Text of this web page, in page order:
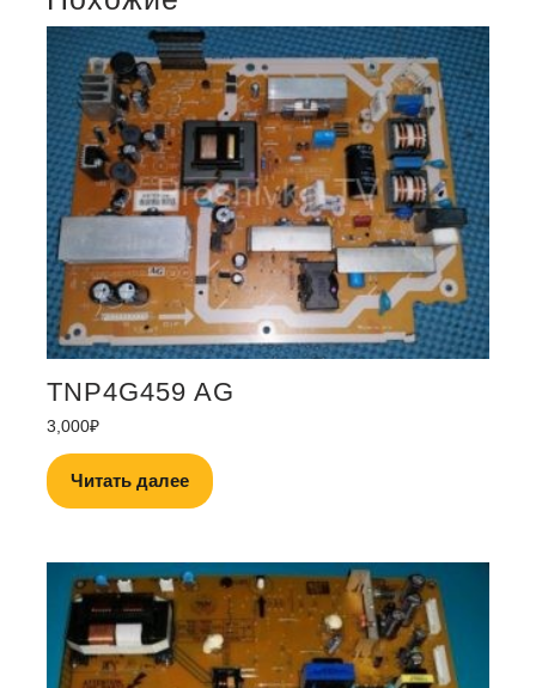
TNP4G459 AG
3,000₽
Читать далее